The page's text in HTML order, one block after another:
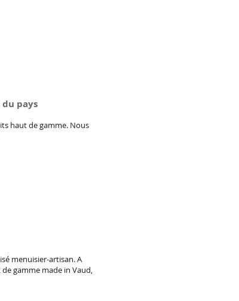
pays
haut de gamme. Nous
menuisier-artisan. A
de gamme made in Vaud,